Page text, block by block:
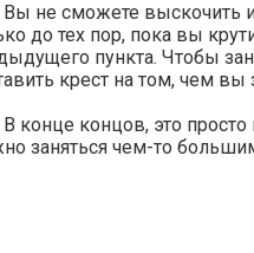
Вы не сможете выскочить
до тех пор, пока вы
пункта. Чтобы
крест на том, чем вы
В конце концов, это
заняться чем-то